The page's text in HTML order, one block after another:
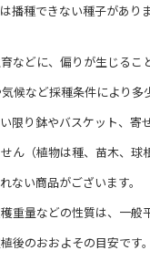
播種できない種子があ
などに、偏りが生じるこ
候など採種条件により多
限り鉢やバスケット、寄
ん（植物は種、苗木、球
ない商品がございます。
量などの性質は、一般
後のおおよその目安で